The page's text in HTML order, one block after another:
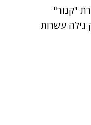
חברת "קנור"
עשרות